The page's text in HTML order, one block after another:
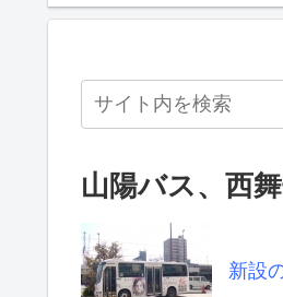
山陽バス、西
新設